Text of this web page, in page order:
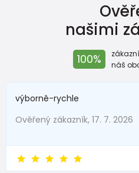
našimi
100%
náš
výborně-rychle
Ověřený zákazník, 17. 7. 2026